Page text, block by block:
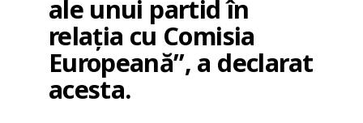
ale unui partid în
relația cu Comisia
Europeană”, a declarat
acesta.